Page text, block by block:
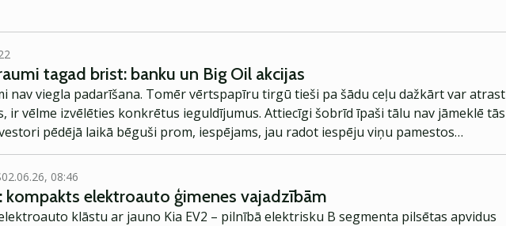
tagad brist: banku un Big Oil akcijas
nav viegla padarīšana. Tomēr vērtspapīru tirgū tieši pa šādu ceļu dažkārt var atrast
ir vēlme izvēlēties konkrētus ieguldījumus. Attiecīgi šobrīd īpaši tālu nav jāmeklē tās
pēdējā laikā bēguši prom, iespējams, jau radot iespēju viņu pamestos
lētāk.
02.06.26, 08:46
kompakts elektroauto ģimenes vajadzībām
klāstu ar jauno Kia EV2 – pilnībā elektrisku B segmenta pilsētas apvidus